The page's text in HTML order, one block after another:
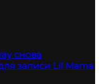
снова
записи Lil Mama